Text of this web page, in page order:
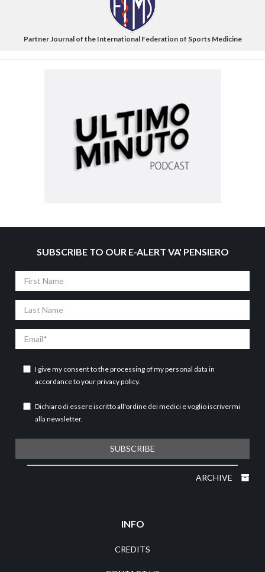
Partner Journal of the International Federation of Sports Medicine
SUBSCRIBE TO OUR E-ALERT VA' PENSIERO
First
Last
Email
I give my consent to the processing of my personal data in
accordance to yourprivacy policy.
Dichiaro di essere iscritto all'ordine dei medici e voglio iscrivermi
alla newsletter.
SUBSCRIBE
ARCHIVE
INFO
CREDITS